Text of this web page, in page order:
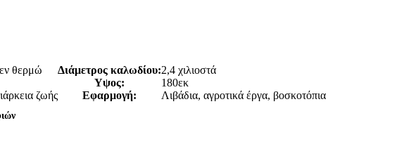
θερμώ Διάμετρος καλωδίου:2,4 χιλιοστά
Υψος:
180εκ
ζωής Εφαρμογή: Λιβάδια, αγροτικά έργα, βοσκοτόπια